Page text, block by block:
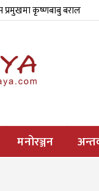
प्रमुखमा कृष्णबाबु बराल
मनोरञ्जन